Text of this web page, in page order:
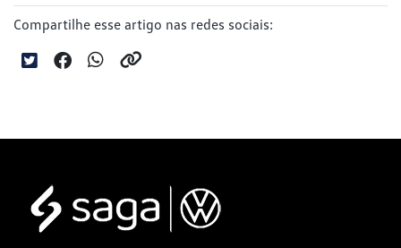
Compartilhe esse artigo nas redes sociais: